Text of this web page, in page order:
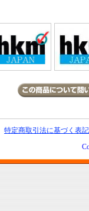
特定商取引法に基づく表記